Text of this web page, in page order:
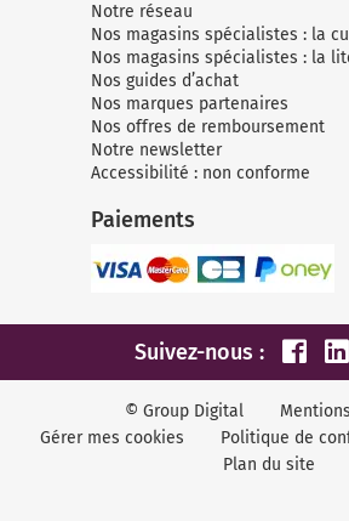
Notre réseau
Nos magasins spécialistes : la
Nos magasins spécialistes : la
Nos guides d’achat
Nos marques partenaires
Nos offres de remboursement
Notre newsletter
Accessibilité : non conforme
Paiements
Suivez-nous :
© Group Digital
Gérer mes cookies
Politique de
Plan du site